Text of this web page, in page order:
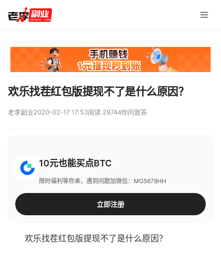
欢乐找茬红包版提现不了是什么原因？
老李副业2020-02-17 17:53阅读 29744你问我答
10元也能买点BTC
限时福利等你来，遇到问题加微信：MG5678HH
立即注册
欢乐找茬红包版提现不了是什么原因？